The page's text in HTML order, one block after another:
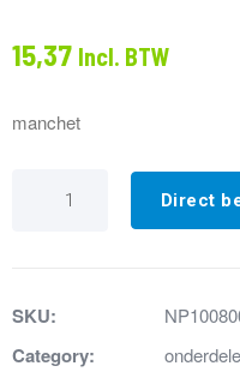
15,37 Incl. BTW
manchet
Aansluitmanchet
Direct
SKU:
Category: